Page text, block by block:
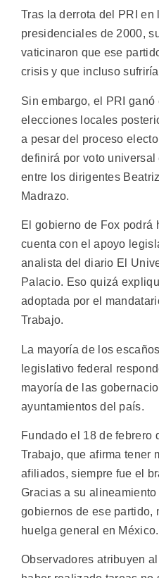
Tras la derrota del PRI en
presidenciales de 2000,
vaticinaron que ese
crisis y que incluso
Sin embargo, el PRI ganó
elecciones locales
a pesar del proceso
definirá por voto
entre los dirigentes
Madrazo.
El gobierno de Fox podrá
cuenta con el apoyo
analista del diario El
Palacio. Eso quizá
adoptada por el
Trabajo.
La mayoría de los
legislativo federal
mayoría de las
ayuntamientos del país.
Fundado el 18 de febrero
Trabajo, que afirma tener
afiliados, siempre fue el
Gracias a su
gobiernos de ese partido,
huelga general en México.
Observadores atribuyen